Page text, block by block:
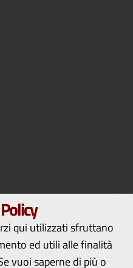
qui utilizzati sfruttano
ed utili alle finalità
vuoi saperne di più o